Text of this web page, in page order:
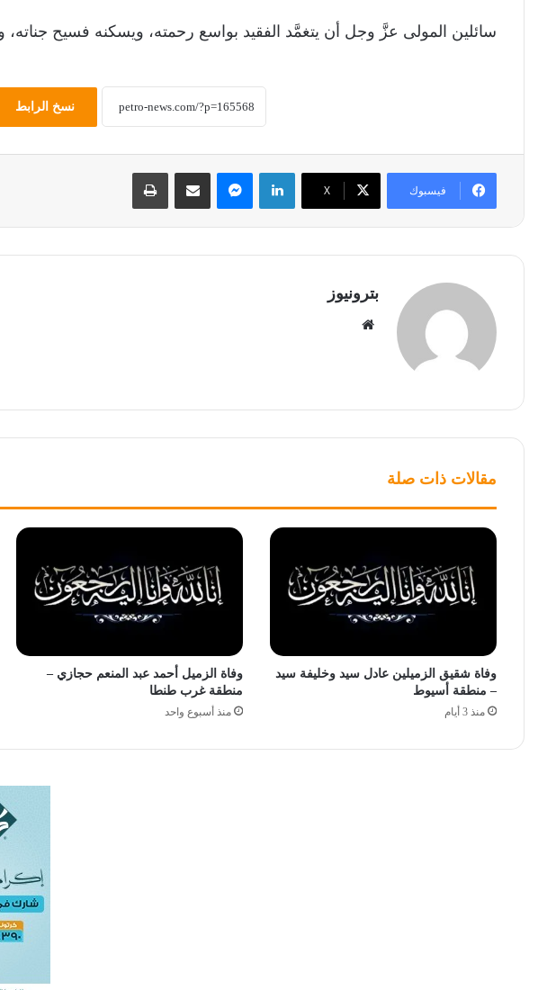
سائلين المولى عزَّ وجل أن يتغمَّد الفقيد بواسع رحمته، ويسكنه فسيح جناته،
نسخ الرابط
فيسبوك ‫X
لينكدإن ماسنجر مشاركة عبر البريد طباعة
بترونيوز
مقالات ذات صلة
وفاة شقيق الزميلين عادل سيد وخليفة سيد
– منطقة أسيوط
منذ 3 أيام
وفاة الزميل أحمد عبد المنعم حجازي –
منطقة غرب طنطا
منذ أسبوع واحد